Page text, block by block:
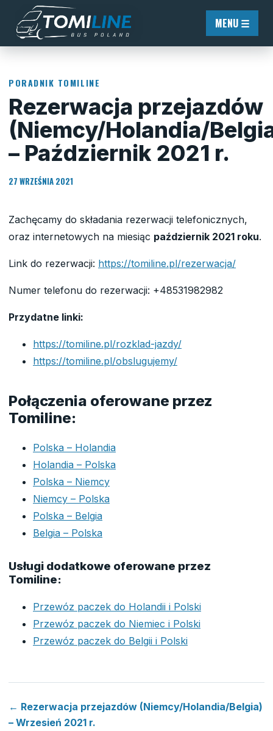
Przejdź do treści
MENU ☰
PORADNIK TOMILINE
Rezerwacja przejazdów
(Niemcy/Holandia/
– Październik 2021 r.
27 WRZEŚNIA 2021
Zachęcamy do składania rezerwacji telefonicznych,
oraz internetowych na miesiąc październik 2021 roku.
Link do rezerwacji: https://tomiline.pl/rezerwacja/
Numer telefonu do rezerwacji: +48531982982
Przydatne linki:
https://tomiline.pl/rozklad-jazdy/
https://tomiline.pl/obslugujemy/
Połączenia oferowane przez
Tomiline:
Polska – Holandia
Holandia – Polska
Polska – Niemcy
Niemcy – Polska
Polska – Belgia
Belgia – Polska
Usługi dodatkowe oferowane przez
Tomiline:
Przewóz paczek do Holandii i Polski
Przewóz paczek do Niemiec i Polski
Przewóz paczek do Belgii i Polski
← Rezerwacja przejazdów (Niemcy/Holandia/Belgia)
– Wrzesień 2021 r.